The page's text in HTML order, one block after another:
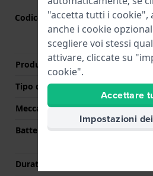
Codice Movimento
Produttore Movimento
Tipo di display
Meccanismo
Batteria
Durata della batteria
"accetta tutti i cookie",
anche i cookie
scegliere voi stessi
attivare, cliccate su
cookie".
Accettare
Impostazioni